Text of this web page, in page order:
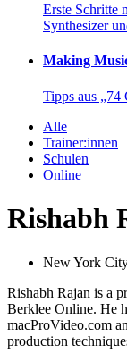
Erste Schritte
Synthesizer
Making
Tipps aus „74
Alle
Trainer:innen
Schulen
Online
Rishabh
New York
Rishabh Rajan is a
Berklee Online. He
macProVideo.com
production